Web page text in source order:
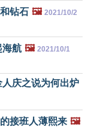
钻石 🖼️ 2021/10/2
海航 🖼️ 2021/10/1
庆之说为何出炉
接班人薄熙来 🖼️